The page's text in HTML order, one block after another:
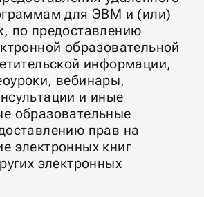
для ЭВМ и (или)
по предоставлению
образовательной
информации,
вебинары,
и иные
образовательные
прав на
электронных книг
электронных